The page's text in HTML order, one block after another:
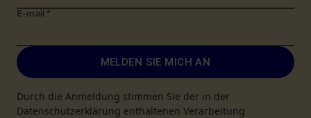
E-mail *
MELDEN SIE MICH AN
Durch die Anmeldung stimmen Sie der in der
Datenschutzerklärung enthaltenen Verarbeitung